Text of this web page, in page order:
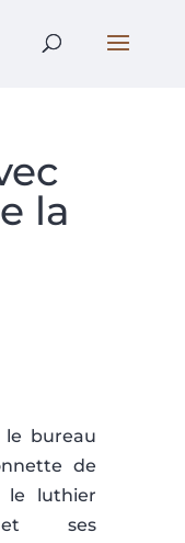
la
le bureau
de
le luthier
ses